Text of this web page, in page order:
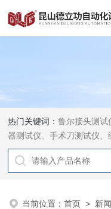
热门关键词：鲁尔接头测试
器测试仪、手术刀测试仪
钳测试仪、导引管导丝测
当前位置：首页 > 新